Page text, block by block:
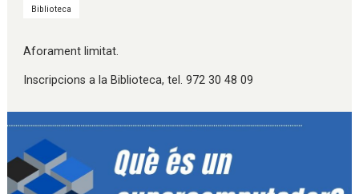
Biblioteca
Aforament limitat.
Inscripcions a la Biblioteca, tel. 972 30 48 09